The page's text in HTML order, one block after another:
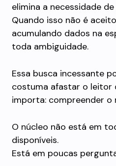
elimina a necessidade
Quando isso não é
acumulando dados na
toda ambiguidade.
Essa busca incessante
costuma afastar o leitor
importa: compreender o
O núcleo não está em
disponíveis.
Está em poucas